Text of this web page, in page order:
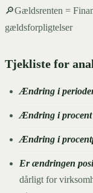
🔎Gældsrenten =
gældsforpligtelser
Tjekliste for
Ændring i
Ændring i procent
Ændring i
Er ændringen
dårligt for